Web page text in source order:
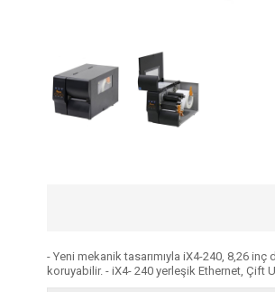
- Yeni mekanik tasarımıyla iX4-240, 8,26
koruyabilir. - iX4- 240 yerleşik Ethernet, Çift